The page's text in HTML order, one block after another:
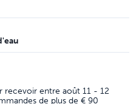
recevoir entre août 11 - 12
de plus de € 90